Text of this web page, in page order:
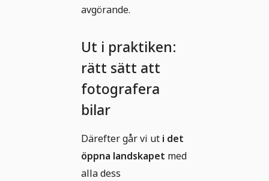
avgörande.
Ut i praktiken:
rätt sätt att
fotografera
bilar
Därefter går vi ut i det
öppna landskapet med
alla dess